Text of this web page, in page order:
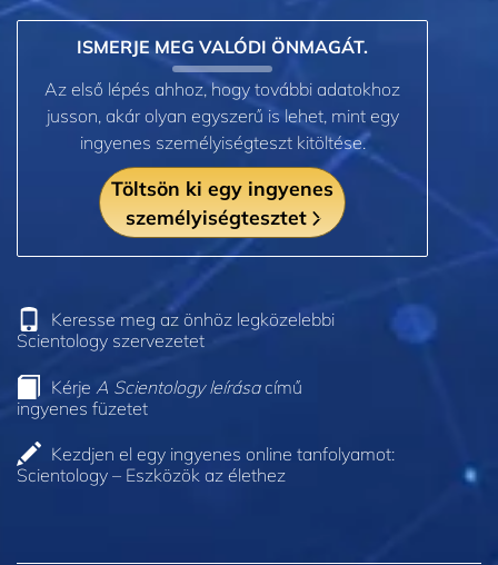
ISMERJE MEG VALÓDI ÖNMAGÁT.
Az első lépés ahhoz, hogy további adatokhoz
jusson, akár olyan egyszerű is lehet, mint egy
ingyenes személyiségteszt kitöltése.
Töltsön ki egy ingyenes
személyiségtesztet
Keresse meg az önhöz legközelebbi
Scientology szervezetet
Kérje A Scientology leírásacímű
ingyenes füzetet
Kezdjen el egy ingyenes online tanfolyamot:
Scientology – Eszközök az élethez